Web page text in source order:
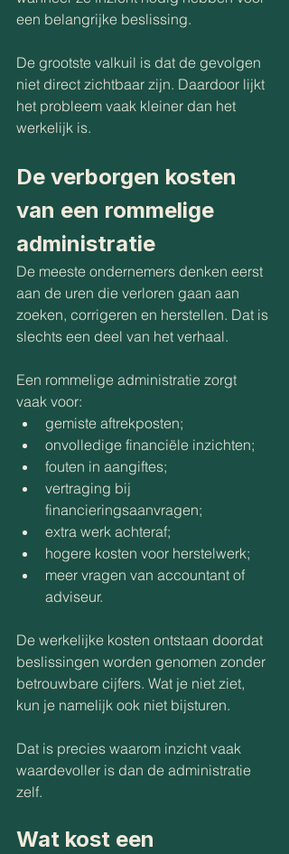
een belangrijke beslissing.
De grootste valkuil is dat de gevolgen
niet direct zichtbaar zijn. Daardoor lijkt
het probleem vaak kleiner dan het
werkelijk is.
De verborgen kosten
van een rommelige
administratie
De meeste ondernemers denken eerst
aan de uren die verloren gaan aan
zoeken, corrigeren en herstellen. Dat is
slechts een deel van het verhaal.
Een rommelige administratie zorgt
vaak voor:
gemiste aftrekposten;
onvolledige financiële inzichten;
fouten in aangiftes;
vertraging bij
financieringsaanvragen;
extra werk achteraf;
hogere kosten voor herstelwerk;
meer vragen van accountant of
adviseur.
De werkelijke kosten ontstaan doordat
beslissingen worden genomen zonder
betrouwbare cijfers. Wat je niet ziet,
kun je namelijk ook niet bijsturen.
Dat is precies waarom inzicht vaak
waardevoller is dan de administratie
zelf.
Wat kost een